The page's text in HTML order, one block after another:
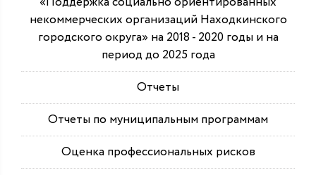
некоммерческих организаций Находкинского
городского округа» на 2018 - 2020 годы и на
период до 2025 года
Отчеты
Отчеты по муниципальным программам
Оценка профессиональных рисков